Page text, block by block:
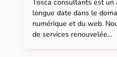
Tosca consultants est un
longue date dans le
numérique et du web.
de services renouvelée…